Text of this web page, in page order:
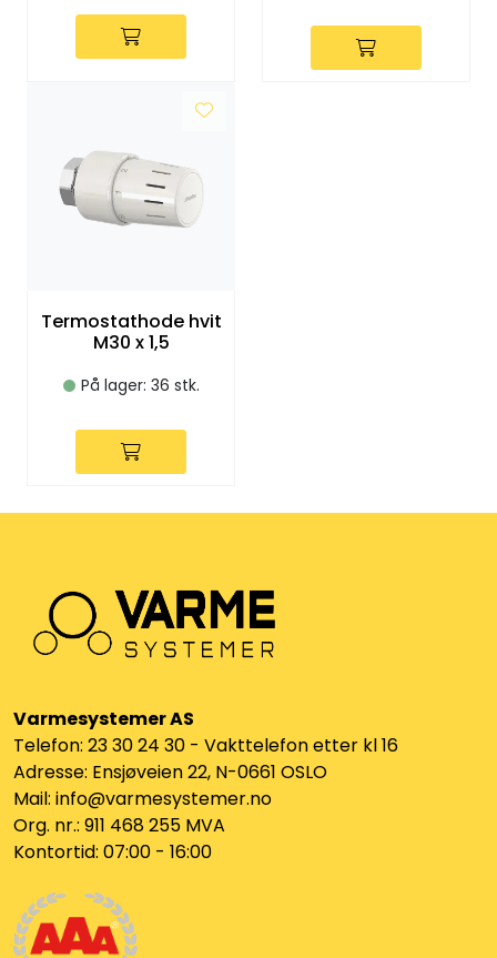
Termostathode hvit
M30 x 1,5
På lager: 36 stk.
Varmesystemer AS
Telefon: 23 30 24 30 - Vakttelefon etter kl 16
Adresse: Ensjøveien 22, N-0661 OSLO
Mail: info@varmesystemer.no
Org. nr.: 911 468 255 MVA
Kontortid: 07:00 - 16:00
Målere
Designradiatorer
Vannprøver
TA-SCOPE
Kontakt oss